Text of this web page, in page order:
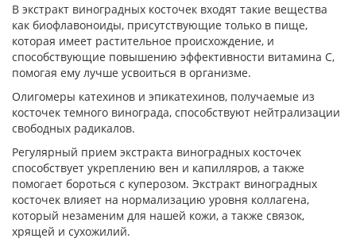
В экстракт виноградных косточек входят такие вещества
как биофлавоноиды, присутствующие только в пище,
которая имеет растительное происхождение, и
способствующие повышению эффективности витамина C,
помогая ему лучше усвоиться в организме.
Олигомеры катехинов и эпикатехинов, получаемые из
косточек темного винограда, способствуют нейтрализации
свободных радикалов.
Регулярный прием экстракта виноградных косточек
способствует укреплению вен и капилляров, а также
помогает бороться с куперозом. Экстракт виноградных
косточек влияет на нормализацию уровня коллагена,
который незаменим для нашей кожи, а также связок,
хрящей и сухожилий.